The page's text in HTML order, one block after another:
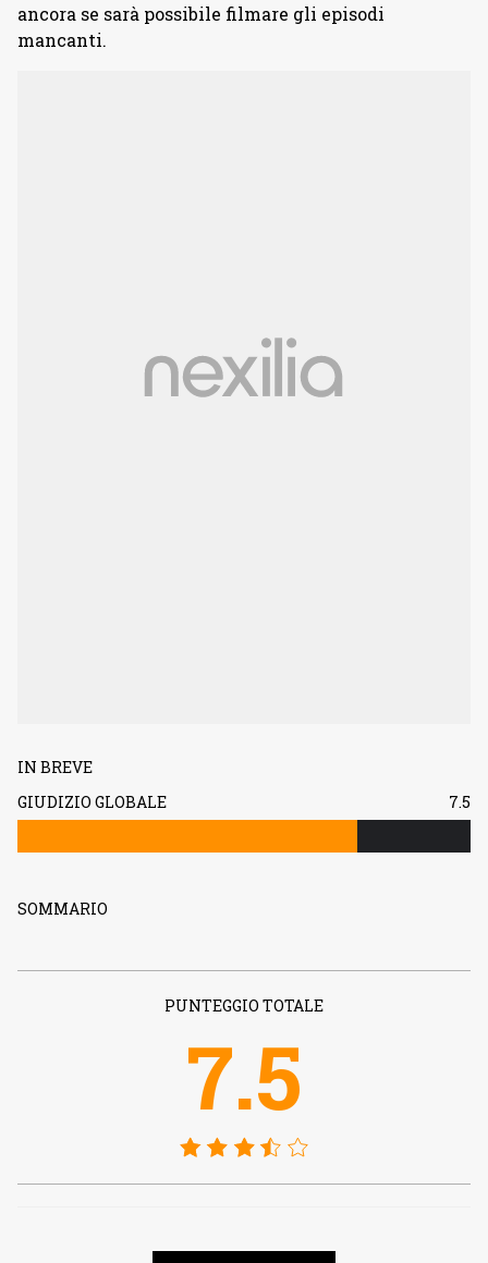
ancora se sarà possibile filmare gli episodi
mancanti.
IN BREVE
GIUDIZIO GLOBALE
7.5
SOMMARIO
PUNTEGGIO TOTALE
7.5